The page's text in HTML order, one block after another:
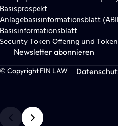
Basisprospekt
Anlagebasisinformationsblatt
Basisinformationsblatt
Security Token Offering und
Newsletter abonnieren
© Copyright FIN LAW